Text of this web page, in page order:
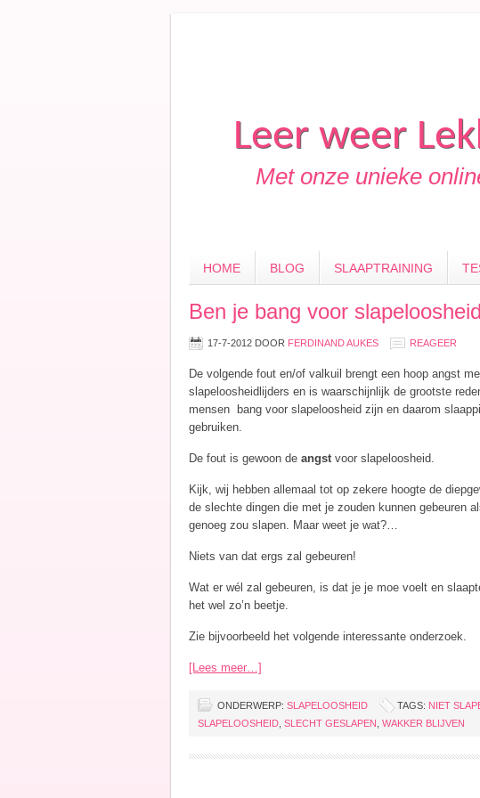
Leer weer
Met onze unieke
HOME BLOG SLAAPTRAINING
Ben je bang voor
17-7-2012 DOOR FERDINAND AUKES REAGEER
De volgende fout en/of valkuil brengt een hoop angst
slapeloosheidlijders en is waarschijnlijk de grootste
mensen bang voor slapeloosheid zijn en daarom
gebruiken.
De fout is gewoon de angstvoor slapeloosheid.
Kijk, wij hebben allemaal tot op zekere hoogte de
de slechte dingen die met je zouden kunnen gebeuren
genoeg zou slapen. Maar weet je wat?…
Niets van dat ergs zal gebeuren!
Wat er wél zal gebeuren, is dat je je moe voelt en
het wel zo’n beetje.
Zie bijvoorbeeld het volgende interessante onderzoek.
[Lees meer…]
ONDERWERP: SLAPELOOSHEID TAGS: NIET
SLAPELOOSHEID SLECHT GESLAPEN WAKKER BLIJVEN